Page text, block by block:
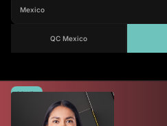
QC Mexico
Media